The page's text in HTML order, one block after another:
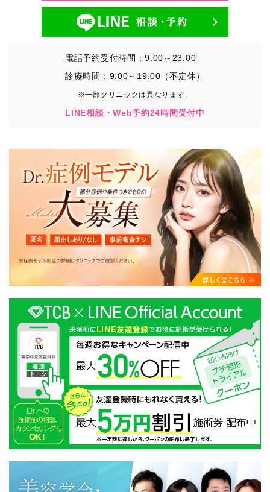
②TCBグループが各種サービスの利用に関連して取得す
日時、閲覧履歴等に関連する情報
（これには、Cookie情報、アクセスログ等の利用状況に
関する情報を含みます。）
③TCBグループが第三者から間接的に収集する情報
患者様の同意を得た上で、以下の情報をパブリックDMP
・患者様の閲覧履歴、端末等の情報
【利用目的】
TCBグループは取得情報を以下の目的で利用いたしま
す。
・クリニックの来院予約、医療サービスの提供、医療関
連商品の販売、アフターケア対応、これらに付随する諸
対応等のサービス提供のため
・医療サービスの提供に関する他の医療機関、検査機関
及び研究機関との連携のため
・サービス向上を目的とした医療サービス・販売する医
療関連商品に関する患者様へのアンケートの送受信及び
これに付随する諸対応のため
・Cookie等の技術を用いたアクセス履歴、閲覧記録等に
関する情報の収集、分析
・閲覧記録等から趣味・嗜好を分析した情報を使用して
の広告に利用するため
・お問い合わせ又はご意見の内容確認及びその対応のた
め
・患者様のサービス利用状況の分析及び症例研究のため
・広告、宣伝、マーケティングのため
電話予約受付時間：9:00～23:00
診療時間：9:00～19:00（不定休）
※一部クリニックは異なります。
LINE相談・Web予約24時間受付中